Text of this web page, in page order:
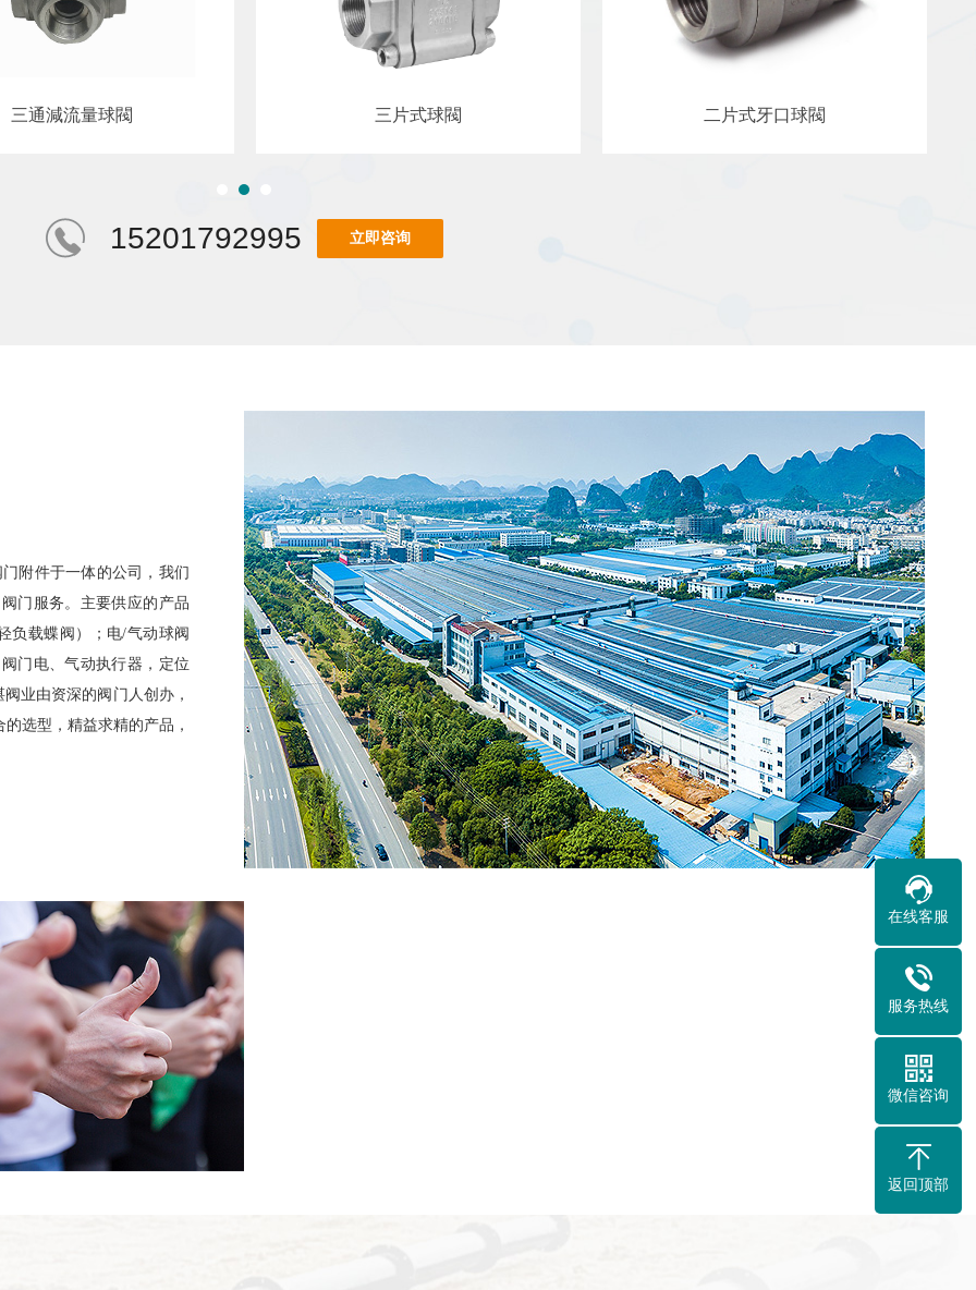
三通減流量球閥 三片式球閥 二片式牙口球閥
15201792995 立即咨询
附件于一体的公司，我们
门服务。主要供应的产品
负载蝶阀）；电/气动球阀
门电、气动执行器，定位
业由资深的阀门人创办，
选型，精益求精的产品，
在线客服
服务热线
微信咨询
返回顶部